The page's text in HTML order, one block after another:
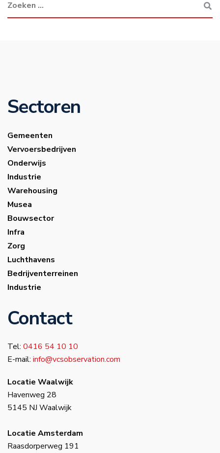
Sectoren
Gemeenten
Vervoersbedrijven
Onderwijs
Industrie
Warehousing
Musea
Bouwsector
Infra
Zorg
Luchthavens
Bedrijventerreinen
Industrie
Contact
Tel: 0416 54 10 10
E-mail: info@vcsobservation.com
Locatie Waalwijk
Havenweg 28
5145 NJ Waalwijk
Locatie Amsterdam
Raasdorperweg 191